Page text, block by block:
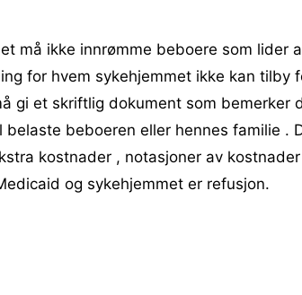
må ikke innrømme beboere som lider
for hvem sykehjemmet ikke kan tilby
gi et skriftlig dokument som bemerker
belaste beboeren eller hennes familie .
kostnader , notasjoner av
og sykehjemmet er refusjon.